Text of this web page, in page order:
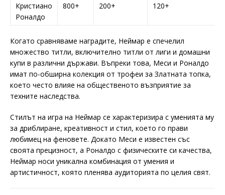
Кристиано
Роналдо
800+ 200+ 120+
Когато сравняваме наградите, Неймар е спечелил
множество титли, включително титли от лиги и домашни
купи в различни държави. Въпреки това, Меси и Роналдо
имат по-обширна колекция от трофеи за Златната топка,
което често влияе на общественото възприятие за
техните наследства.
Стилът на игра на Неймар се характеризира с уменията му
за дриблиране, креативност и стил, което го прави
любимец на феновете. Докато Меси е известен със
своята прецизност, а Роналдо с физическите си качества,
Неймар носи уникална комбинация от умения и
артистичност, която пленява аудиторията по целия свят.